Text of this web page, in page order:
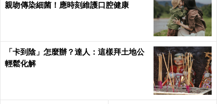
親吻傳染細菌！應時刻維護口腔健康
「卡到陰」怎麼辦？達人：這樣拜土地公
輕鬆化解